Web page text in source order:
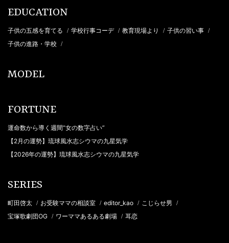
EDUCATION
子供の五感を育てる / 学校行事コーデ / 教育現場より / 子供の習い事 /
子供の進路・学校 /
MODEL
FORTUNE
運命数から導く週間“女の数字占い”
【2月の運勢】琉球風水志シウマの九星気学
【2026年の運勢】琉球風水志シウマの九星気学
SERIES
町田啓太 / お受験ママの相談室 / editor_kao / こじらせ男 /
宝塚歌劇団OG / ワーママあるある劇場 / 耳恋